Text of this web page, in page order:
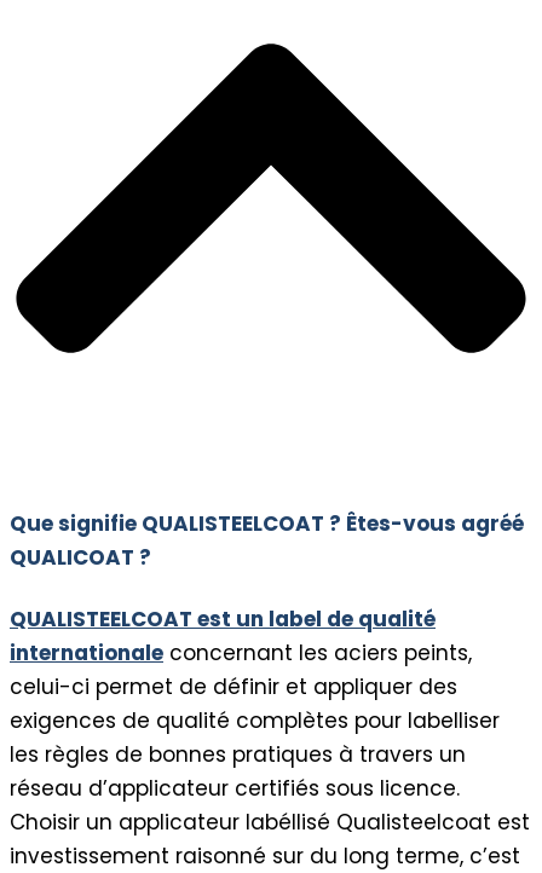
Que signifie QUALISTEELCOAT ? Êtes-vous agréé
QUALICOAT ?
QUALISTEELCOAT est un label de qualité
internationale concernant les aciers peints,
celui-ci permet de définir et appliquer des
exigences de qualité complètes pour labelliser
les règles de bonnes pratiques à travers un
réseau d’applicateur certifiés sous licence.
Choisir un applicateur labéllisé Qualisteelcoat est
investissement raisonné sur du long terme, c’est